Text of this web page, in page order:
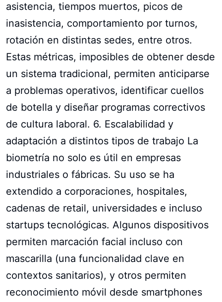
asistencia, tiempos muertos, picos de
inasistencia, comportamiento por turnos,
rotación en distintas sedes, entre otros.
Estas métricas, imposibles de obtener desde
un sistema tradicional, permiten anticiparse
a problemas operativos, identificar cuellos
de botella y diseñar programas correctivos
de cultura laboral. 6. Escalabilidad y
adaptación a distintos tipos de trabajo La
biometría no solo es útil en empresas
industriales o fábricas. Su uso se ha
extendido a corporaciones, hospitales,
cadenas de retail, universidades e incluso
startups tecnológicas. Algunos dispositivos
permiten marcación facial incluso con
mascarilla (una funcionalidad clave en
contextos sanitarios), y otros permiten
reconocimiento móvil desde smartphones